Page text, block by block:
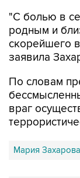
"С болью в
родным и
скорейшего
заявила
По словам
враг
Мария Захарова